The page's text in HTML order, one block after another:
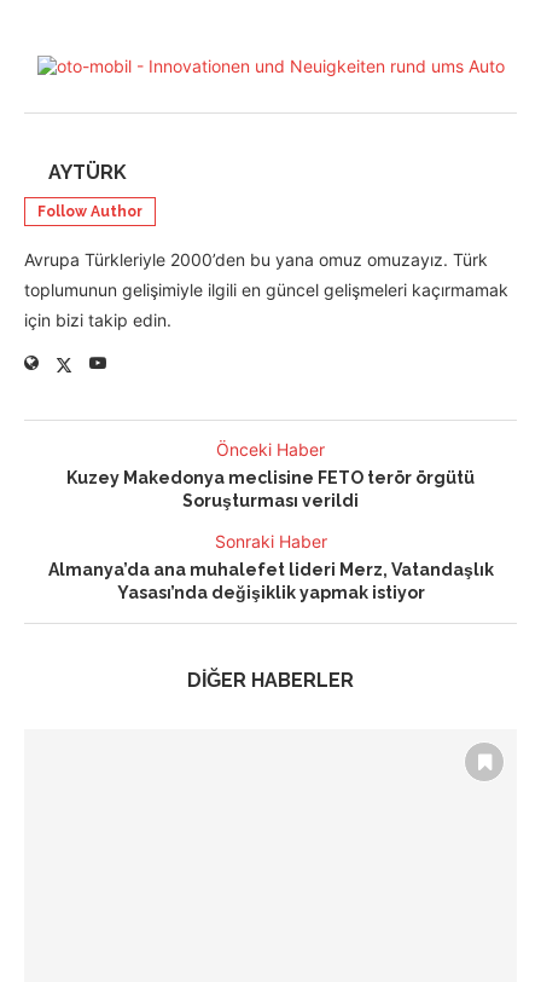
AYTÜRK
Follow Author
Avrupa Türkleriyle 2000’den bu yana omuz omuzayız. Türk
toplumunun gelişimiyle ilgili en güncel gelişmeleri kaçırmamak
için bizi takip edin.
Önceki Haber
Kuzey Makedonya meclisine FETO terör örgütü
Soruşturması verildi
Sonraki Haber
Almanya’da ana muhalefet lideri Merz, Vatandaşlık
Yasası’nda değişiklik yapmak istiyor
DİĞER HABERLER